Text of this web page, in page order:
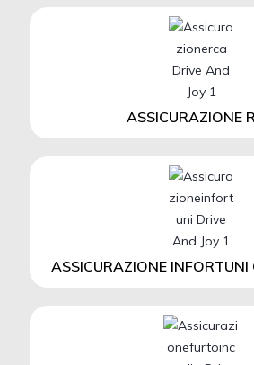
ASSICURAZIONE
ASSICURAZIONE INFORTUNI